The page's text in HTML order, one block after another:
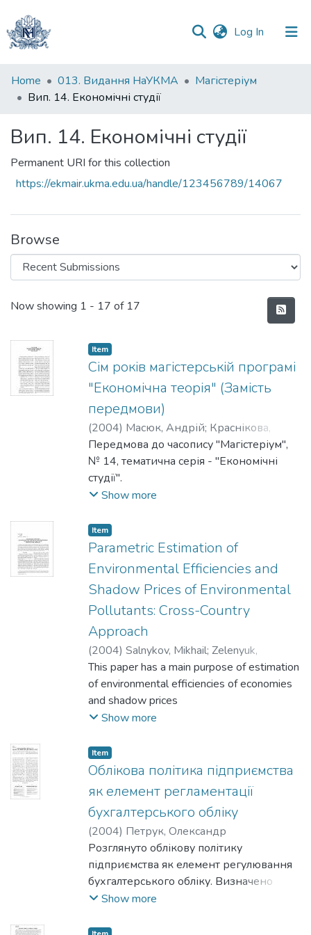
Log In (current)
Communities
&
All of DSpace
Statistics
Home 013. Видання НаУКМА
Магістеріум
Вип. 14. Економічні студії
Вип. 14. Економічні студії
Permanent URI for this collection
https://ekmair.ukma.edu.ua/handle/123456789/14067
Browse
Recent Submissions
Now showing 1 - 17 of 17
Item
Сім років магістерській програмі
"Економічна теорія" (Замість
передмови)
(2004) Масюк, Андрій; Краснікова,
Лариса
Передмова до часопису "Магістеріум",
№ 14, тематична серія - "Економічні
студії".
Show more
Item
Parametric Estimation of
Environmental Efficiencies and
Shadow Prices of Environmental
Pollutants: Cross-Country
Approach
(2004) Salnykov, Mikhail; Zelenyuk,
Valentyn
This paper has a main purpose of estimation
of environmental efficiencies of economies
and shadow prices
of environmental pollutants for post-
them to the respective indicators
of other countries. The obtained values of
efficiencies can be used as sustainability
indicators in determining
the international development priorities.
Shadow prices estimates can be used as
reference values in setting
rates of environmental taxation and
international environmental trade rates. We
approach the problem by
Show more
Item
Облікова політика підприємства
як елемент регламентації
бухгалтерського обліку
(2004) Петрук, Олександр
Розглянуто облікову політику
підприємства як елемент регулювання
бухгалтерського обліку. Визначено
межі її застосування та структуру.
досліджень.
Show more